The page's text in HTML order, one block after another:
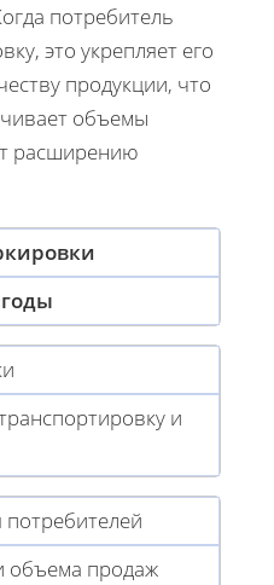
потребитель
это укрепляет его
продукции, что
объемы
расширению
и
объема продаж